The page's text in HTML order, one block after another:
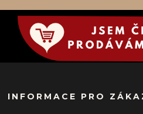
INFORMACE PRO